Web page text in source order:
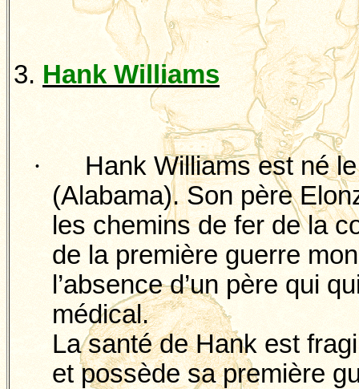
3.Hank Williams
·
Hank Williams est né
(Alabama). Son père
les chemins de fer de la
de la première guerre
l’absence d’un père qui
médical.
La santé de Hank est
et possède sa première